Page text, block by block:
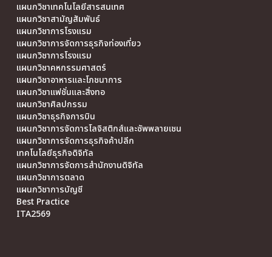
แผนกวิชาเทคโนโลยีสารสนเทศ
แผนกวิชาสามัญสัมพันธ์
แผนกวิชาการโรงแรม
แผนกวิชาการจัดการธุรกิจท่องเที่ยว
แผนกวิชาการโรงแรม
แผนกวิชาคหกรรมศาสตร์
แผนกวิชาอาหารและโภชนาการ
แผนกวิชาแฟชั่นและสิ่งทอ
แผนกวิชาศิลปกรรม
แผนกวิชาธุรกิจการบิน
แผนกวิชาการจัดการโลจิสติกส์และซัพพลายเชน
แผนกวิชาการจัดการธุรกิจค้าปลีก
เทคโนโลยีธุรกิจดิจิทัล
แผนกวิชาการจัดการสำนักงานดิจิทัล
แผนกวิชาการตลาด
แผนกวิชาการบัญชี
Best Practice
ITA2569